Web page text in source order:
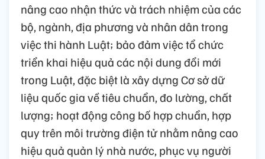
nâng cao nhận thức và trách nhiệm của các
bộ, ngành, địa phương và nhân dân trong
việc thi hành Luật; bảo đảm việc tổ chức
triển khai hiệu quả các nội dung đổi mới
trong Luật, đặc biệt là xây dựng Cơ sở dữ
liệu quốc gia về tiêu chuẩn, đo lường, chất
lượng; hoạt động công bố hợp chuẩn, hợp
quy trên môi trường điện tử nhằm nâng cao
hiệu quả quản lý nhà nước, phục vụ người